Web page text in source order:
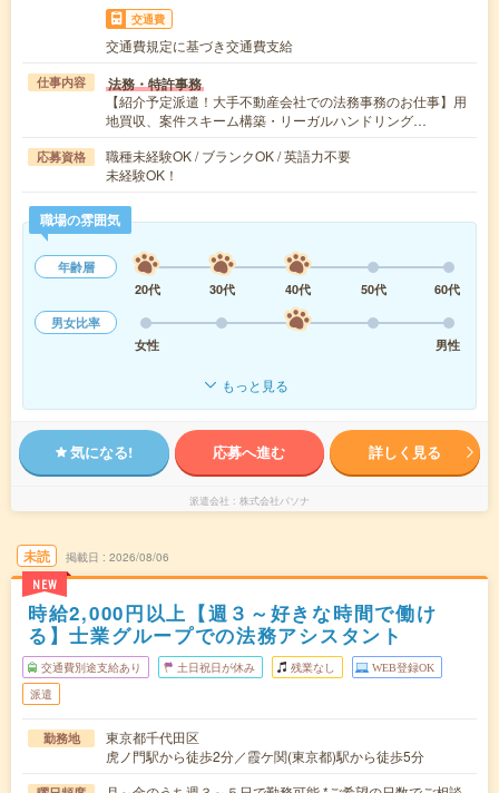
交通費
交通費規定に基づき交通費支給
仕事内容 法務・特許事務
【紹介予定派遣！大手不動産会社での法務事務のお仕事】用
地買収、案件スキーム構築・リーガルハンドリング…
応募資格
職種未経験OK / ブランクOK / 英語力不要
未経験OK！
職場の雰囲気
年齢層
20代
30代 40代 50代
60代
男女比率
女性
男性
もっと見る
気になる! 応募へ進む 詳しく見る
派遣会社 株式会社パソナ
未読
NEW
掲載日 2026/08/06
時給2,000円以上【週３～好きな時間で働け
る】士業グループでの法務アシスタント
交通費別途支給あり 土日祝日が休み 残業なし WEB登録OK
派遣
勤務地
東京都千代田区
虎ノ門駅から徒歩2分／霞ケ関(東京都)駅から徒歩5分